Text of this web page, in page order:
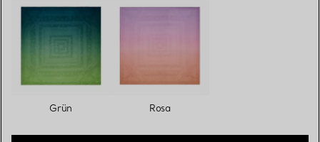
Grün Rosa